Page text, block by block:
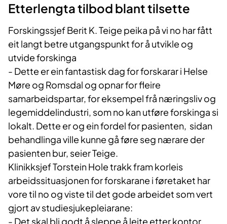
Etterlengta tilbod blant tilsette
Forskingssjef Berit K. Teige peika på vi no har fått
eit langt betre utgangspunkt for å utvikle og
utvide forskinga
- Dette er ein fantastisk dag for forskarar i Helse
Møre og Romsdal og opnar for fleire
samarbeidspartar, for eksempel frå næringsliv og
legemiddelindustri, som no kan utføre forskinga si
lokalt. Dette er og ein fordel for pasienten, sidan
behandlinga ville kunne gå føre seg nærare der
pasienten bur, seier Teige.
Klinikksjef Torstein Hole trakk fram korleis
arbeidssituasjonen for forskarane i føretaket har
vore til no og viste til det gode arbeidet som vert
gjort av studiesjukepleiarane:
- Det skal bli godt å sleppe å leite etter kontor,